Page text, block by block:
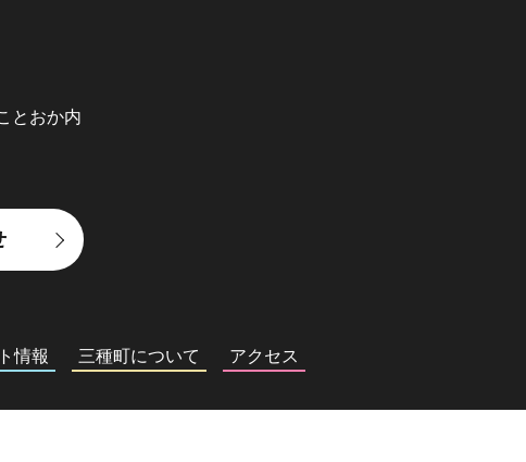
とおか内
情報 三種町について アクセス